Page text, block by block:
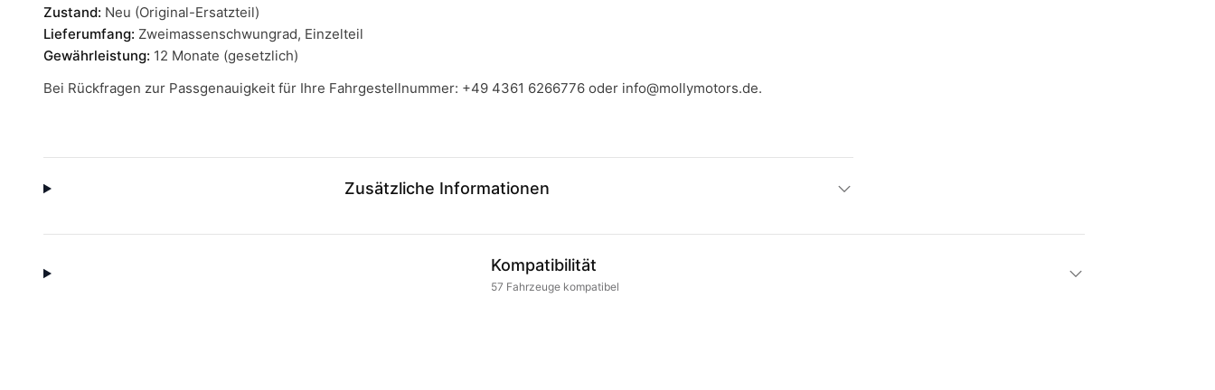
Zustand: Neu (Original-Ersatzteil)
Lieferumfang: Zweimassenschwungrad, Einzelteil
Gewährleistung: 12 Monate (gesetzlich)
Bei Rückfragen zur Passgenauigkeit für Ihre Fahrgestellnummer: +49 4361 6266776 oder info@mollymotors.de.
Zusätzliche Informationen
Kompatibilität
57 Fahrzeuge kompatibel